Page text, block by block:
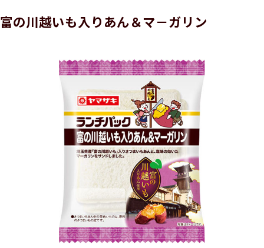
富の川越いも入りあん＆マ－ガリン